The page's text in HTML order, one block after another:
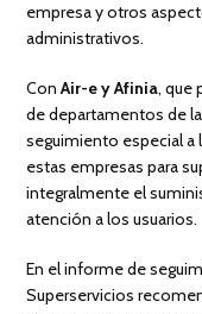
empresa y otros
administrativos.
ConAir-e y Afinia, que
de departamentos de
seguimiento especial
estas empresas para
integralmente el
atención a los usuarios.
En el informe de
Superservicios